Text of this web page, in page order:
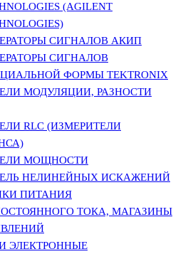
(AGILENT
СИГНАЛОВ АКИП
СИГНАЛОВ
ФОРМЫ TEKTRONIX
МОДУЛЯЦИИ, РАЗНОСТИ
RLC (ИЗМЕРИТЕЛИ
МОЩНОСТИ
НЕЛИНЕЙНЫХ ИСКАЖЕНИЙ
ПИТАНИЯ
ТОКА, МАГАЗИНЫ
ЭЛЕКТРОННЫЕ